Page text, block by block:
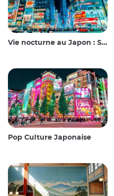
Vie nocturne au Japon : Sortir, voir et boire
Pop Culture Japonaise